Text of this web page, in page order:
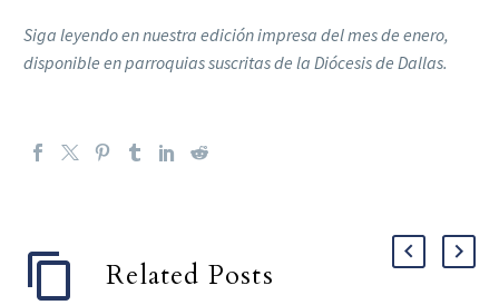
Siga leyendo en nuestra edición impresa del mes de enero,
disponible en parroquias suscritas de la Diócesis de Dallas.
Related Posts